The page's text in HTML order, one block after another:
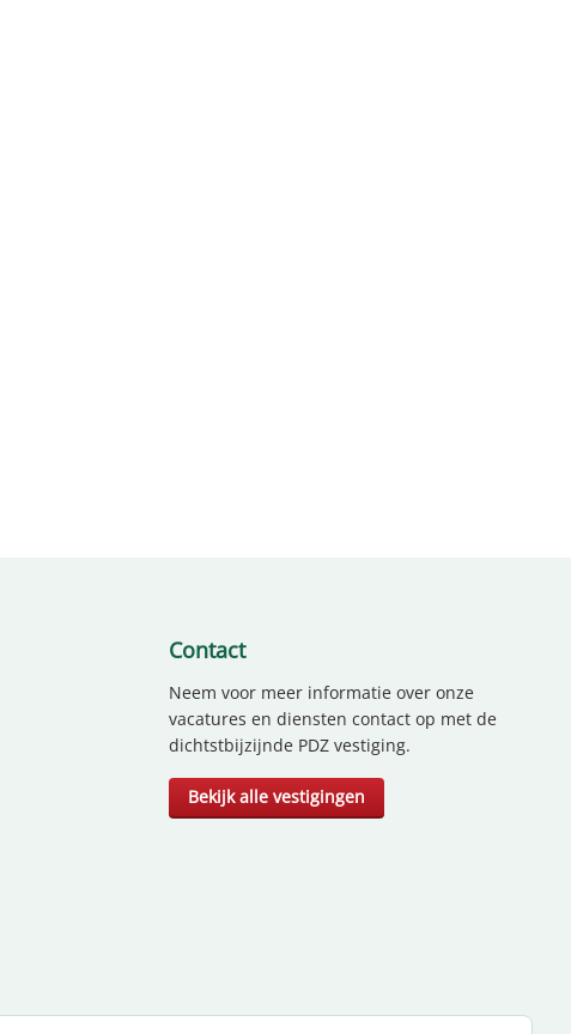
Contact
Neem voor meer informatie over onze
vacatures en diensten contact op met de
dichtstbijzijnde PDZ vestiging.
Bekijk alle vestigingen